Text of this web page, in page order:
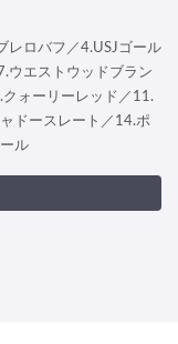
レロバフ／4.USJゴール
ウエストウッドブラン
ォーリーレッド／11.
ドースレート／14.ポ
ル